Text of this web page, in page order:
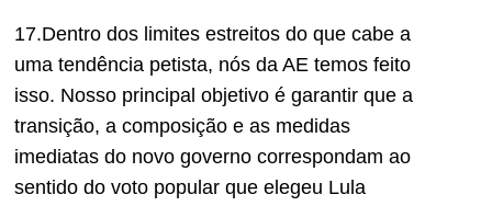
17.Dentro dos limites estreitos do que cabe a
uma tendência petista, nós da AE temos feito
isso. Nosso principal objetivo é garantir que a
transição, a composição e as medidas
imediatas do novo governo correspondam ao
sentido do voto popular que elegeu Lula